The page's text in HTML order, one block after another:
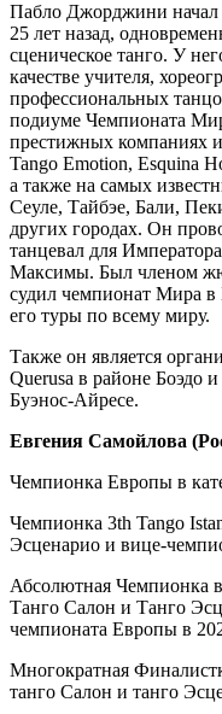
Пабло Джорджини
25 лет назад,
сценическое танго. У
качестве учителя,
профессиональных
подиуме Чемпионата
престижных компаниях
Tango Emotion, Esquina
а также на самых
Сеуле, Тайбэе, Бали,
других городах. Он
танцевал для
Максимы. Был членом
судил чемпионат Мира в
его туры по всему миру.
Также он является
Querusa в районе Боэдо
Буэнос-Айресе.
Евгения Самойлова
Чемпионка Европы в
Чемпионка 3th Tango
Эсценарио и вице-
Абсолютная Чемпионка
Танго Салон и Танго
чемпионата Европы в
Многократная
танго Салон и танго